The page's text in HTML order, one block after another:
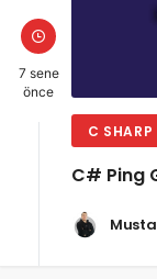
7 sene
önce
C SHARP
C# Ping